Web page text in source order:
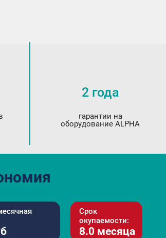
2 года
гарантии на
оборудование ALPHA
Срок
окупаемости:
8.0 месяца